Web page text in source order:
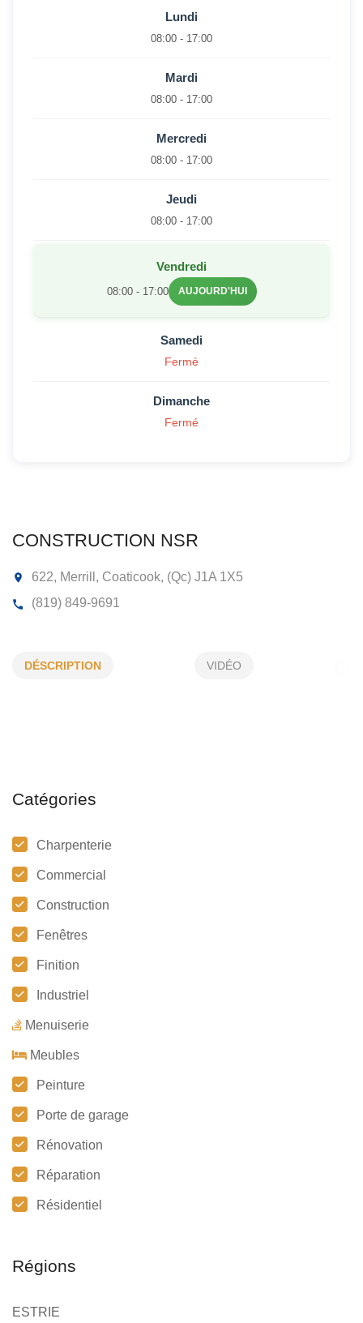
CONSTRUCTION NSR
DÉSCRIPTION VIDÉO
Catégories
Charpenterie
Commercial
Construction
Fenêtres
Finition
Industriel
Menuiserie
Meubles
Peinture
Porte de garage
Rénovation
Réparation
Résidentiel
Régions
ESTRIE
Lundi
08:00 - 17:00
Mardi
08:00 - 17:00
Mercredi
08:00 - 17:00
Jeudi
08:00 - 17:00
Vendredi
08:00 - 17:00 AUJOURD'HUI
Samedi
Fermé
Dimanche
Fermé